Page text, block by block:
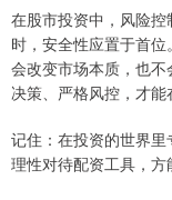
在股市投资中，风险
时，安全性应置于首
会改变市场本质，也
决策、严格风控，才能
记住：在投资的世界里
理性对待配资工具，方